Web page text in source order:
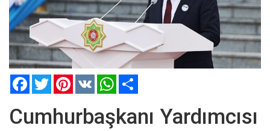
FacebookTwitterPinterest
VK WhatsApp
Cumhurbaşkanı Yardımcısı